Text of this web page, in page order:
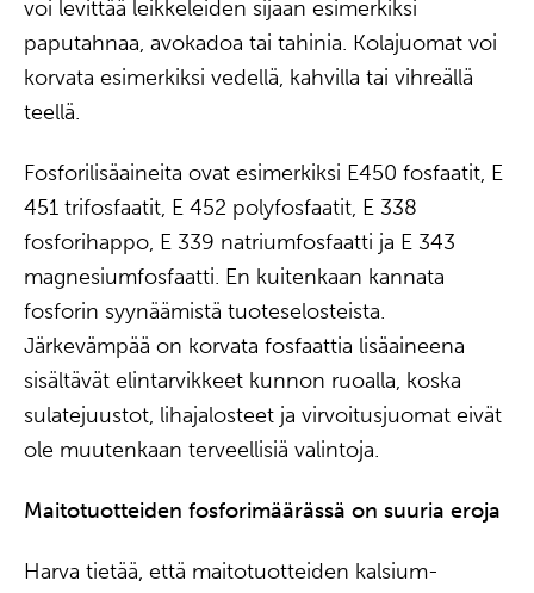
voi levittää leikkeleiden sijaan esimerkiksi
paputahnaa, avokadoa tai tahinia. Kolajuomat voi
korvata esimerkiksi vedellä, kahvilla tai vihreällä
teellä.
Fosforilisäaineita ovat esimerkiksi E450 fosfaatit, E
451 trifosfaatit, E 452 polyfosfaatit, E 338
fosforihappo, E 339 natriumfosfaatti ja E 343
magnesiumfosfaatti. En kuitenkaan kannata
fosforin syynäämistä tuoteselosteista.
Järkevämpää on korvata fosfaattia lisäaineena
sisältävät elintarvikkeet kunnon ruoalla, koska
sulatejuustot, lihajalosteet ja virvoitusjuomat eivät
ole muutenkaan terveellisiä valintoja.
Maitotuotteiden fosforimäärässä on suuria eroja
Harva tietää, että maitotuotteiden kalsium-